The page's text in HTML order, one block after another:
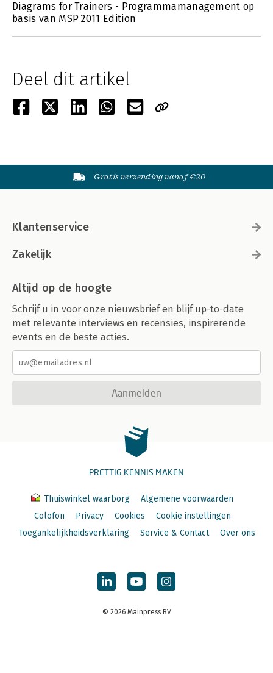
Diagrams for Trainers - Programmamanagement op
basis van MSP 2011 Edition
Deel dit artikel
Gratis verzending vanaf €20
Klantenservice
Zakelijk
Altijd op de hoogte
Schrijf u in voor onze nieuwsbrief en blijf up-to-date
met relevante interviews en recensies, inspirerende
events en de beste acties.
Aanmelden
PRETTIG KENNIS MAKEN
Thuiswinkel waarborg
Algemene voorwaarden
Colofon
Privacy Cookies
Cookie instellingen
Toegankelijkheidsverklaring
Service & Contact Over ons
© 2026 Mainpress BV